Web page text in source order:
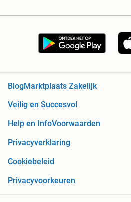
BlogMarktplaats Zakelijk
Veilig en Succesvol
Help en InfoVoorwaarden
Privacyverklaring
Cookiebeleid
Privacyvoorkeuren